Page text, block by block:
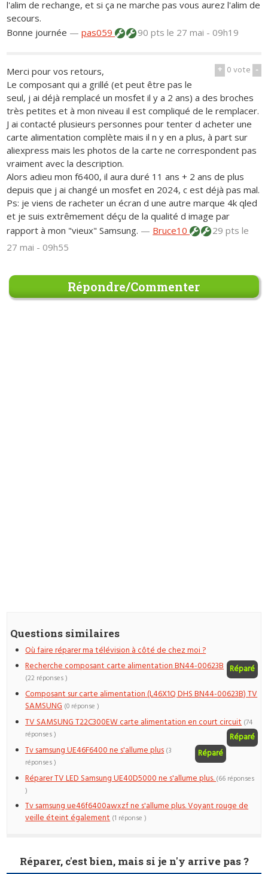
l'alim de rechange, et si ça ne marche pas vous aurez l'alim de
secours.
Bonne journée —pas059 90 ptsle 27 mai - 09h19
+ 0vote -
Merci pour vos retours,
Le composant qui a grillé (et peut être pas le
seul, j ai déjà remplacé un mosfet il y a 2 ans) a des broches
très petites et à mon niveau il est compliqué de le remplacer.
J ai contacté plusieurs personnes pour tenter d acheter une
carte alimentation complète mais il n y en a plus, à part sur
aliexpress mais les photos de la carte ne correspondent pas
vraiment avec la description.
Alors adieu mon f6400, il aura duré 11 ans + 2 ans de plus
depuis que j ai changé un mosfet en 2024, c est déjà pas mal.
Ps: je viens de racheter un écran d une autre marque 4k qled
et je suis extrêmement déçu de la qualité d image par
rapport à mon "vieux" Samsung. — Bruce10 29 ptsle
27 mai - 09h55
Répondre/Commenter
Questions similaires
Où faire réparer ma télévision à côté de chez moi ?
Recherche composant carte alimentation BN44-00623B Réparé
(22 réponses )
Composant sur carte alimentation (L46X1Q DHS BN44-00623B) TV
SAMSUNG (0 réponse )
TV SAMSUNG T22C300EW carte alimentation en court circuit
Réparé
(74
réponses )
Tv samsung UE46F6400 ne s'allume plus Réparé
(3
réponses )
Réparer TV LED Samsung UE40D5000 ne s'allume plus.(66 réponses
)
Tv samsung ue46f6400awxzf ne s'allume plus. Voyant rouge de
veille éteint également (1 réponse )
Réparer, c'est bien, mais si je n'y arrive pas ?